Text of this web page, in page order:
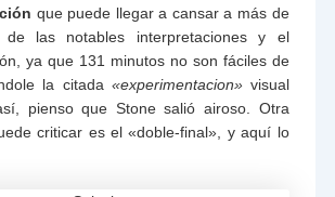
que puede llegar a cansar a más de
las notables interpretaciones y el
ya que 131 minutos no son fáciles de
la citada «experimentacion»visual
pienso que Stone salió airoso. Otra
criticar es el «doble-final», y aquí lo